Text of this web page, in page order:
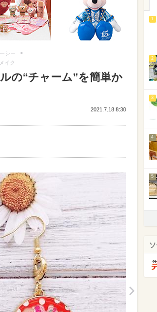
シー >
イク
の“チャーム”を簡単か
2021.7.18 8:30
1
2
3
4
5